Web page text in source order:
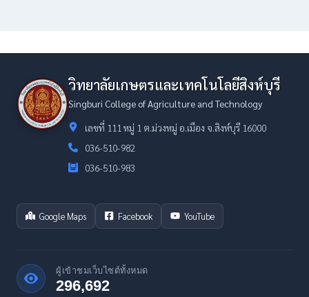
วิทยาลัยเกษตรและเทคโนโลยีสิงห์บุรี
Singburi College of Agriculture and Technology
เลขที่ 111 หมู่ 1 ต.ม่วงหมู่ อ.เมือง จ.สิงห์บุรี 16000
036-510-982
036-510-983
Google Maps Facebook YouTube
ผู้เข้าชมเว็บไซต์ทั้งหมด
296,692